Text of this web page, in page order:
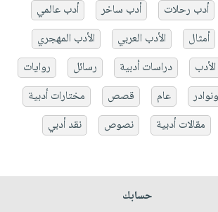
أدب رحلات أدب ساخر
أدب عالمي
أمثال الأدب العربي
الأدب المهجري
دراسات أدبية رسائل
روايات
عام قصص
مختارات أدبية
مقالات أدبية نصوص نقد أدبي
حسابك